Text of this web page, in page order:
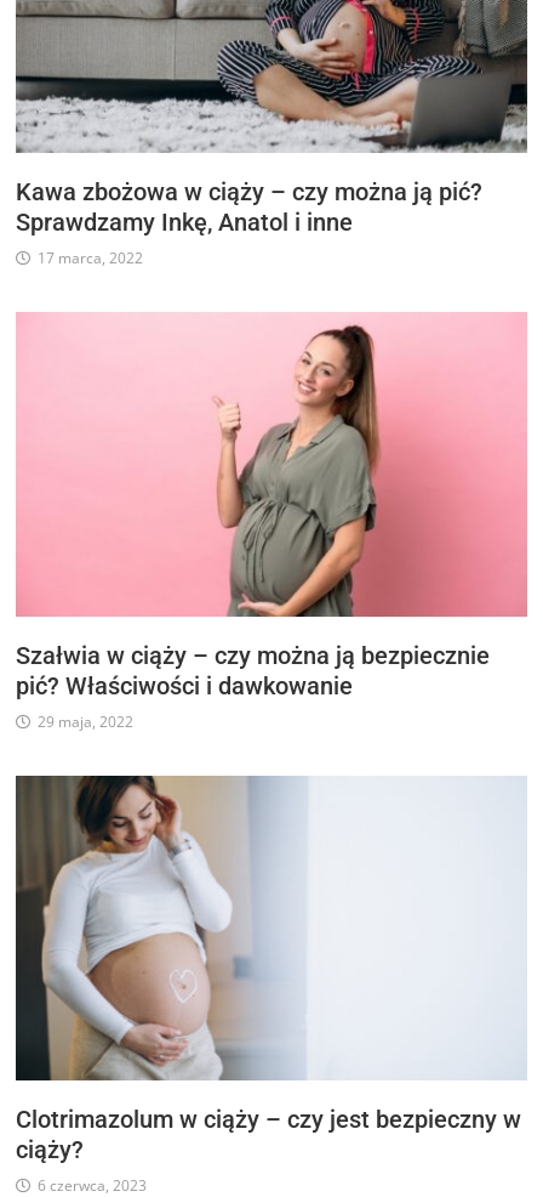
Kawa zbożowa w ciąży – czy można ją pić?
Sprawdzamy Inkę, Anatol i inne
17 marca, 2022
Szałwia w ciąży – czy można ją bezpiecznie
pić? Właściwości i dawkowanie
29 maja, 2022
Clotrimazolum w ciąży – czy jest bezpieczny w
ciąży?
6 czerwca, 2023